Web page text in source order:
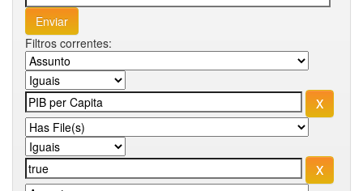
Filtros correntes: